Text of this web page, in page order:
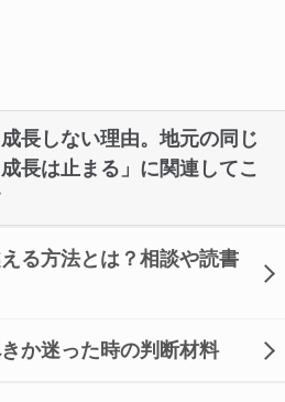
長しない理由。地元の同じ
長は止まる」に関連してこ
る方法とは？相談や読書
か迷った時の判断材料